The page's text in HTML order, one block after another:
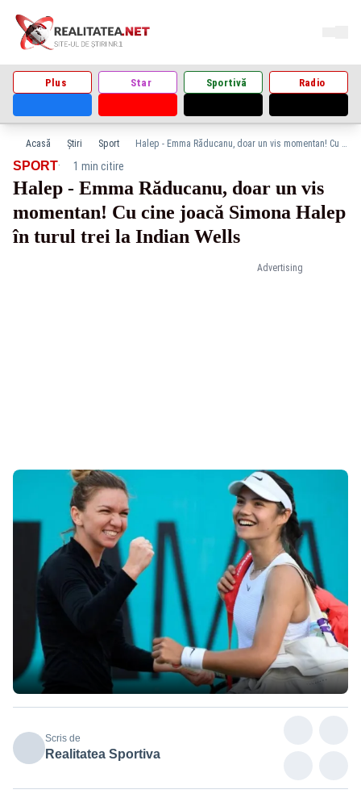
Plus Star Sportivă Radio
Acasă Știri Sport Halep - Emma Răducanu, doar un vis momentan! Cu cine joacă Simona Halep în turul trei la Indian Wells
Advertising
SPORT· 1 min citire
Halep - Emma Răducanu, doar un vis
momentan! Cu cine joacă Simona Halep
în turul trei la Indian Wells
Scris de
Realitatea Sportiva